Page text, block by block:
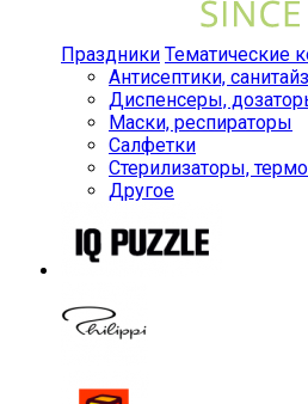
Праздники Тематические
Антисептики,
Диспенсеры,
Маски, респираторы
Салфетки
Стерилизаторы,
Другое